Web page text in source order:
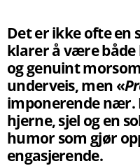
Det er ikke ofte en
klarer å være
og genuint
underveis, men «
imponerende nær.
hjerne, sjel og en
humor som gjør
engasjerende.